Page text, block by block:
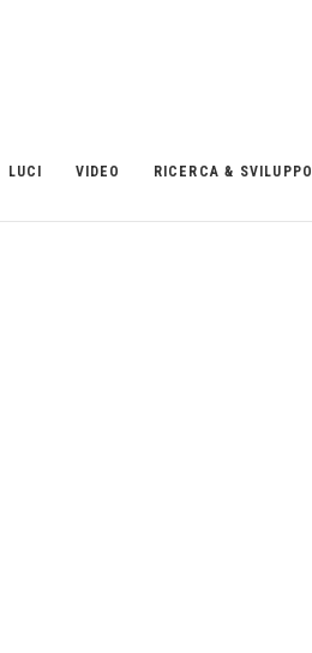
LUCI VIDEO RICERCA & SVILUPPO